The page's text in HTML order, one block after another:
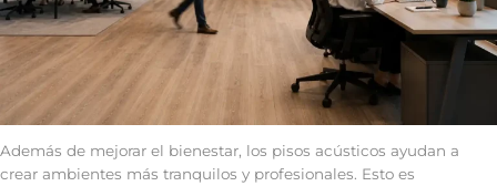
Además de mejorar el bienestar, los pisos acústicos ayudan a
crear ambientes más tranquilos y profesionales. Esto es